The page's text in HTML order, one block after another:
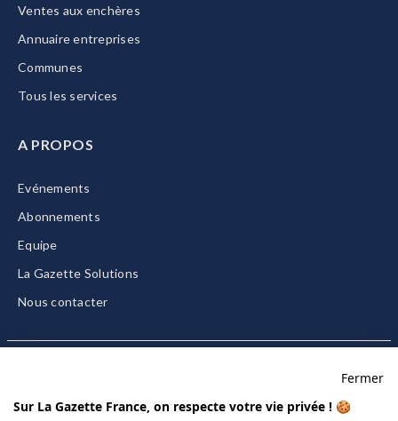
Ventes aux enchères
Annuaire entreprises
Communes
Tous les services
A PROPOS
Evénements
Abonnements
Equipe
La Gazette Solutions
Nous contacter
CGU/CGV
Fermer
Sur La Gazette France, on respecte votre vie privée ! 🍪